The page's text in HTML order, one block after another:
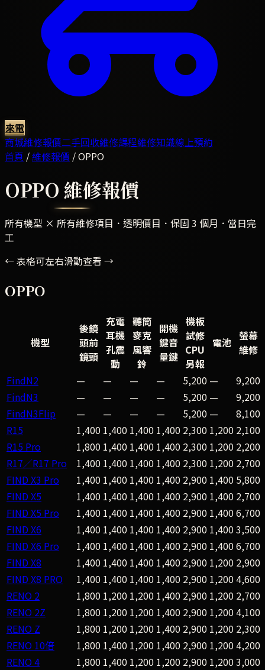
來電
商城維修報價二手回收維修課程維修知識線上預約
首頁 /維修報價 /OPPO
OPPO維修報價
所有機型 × 所有維修項目．透明價目．保固 3 個月．當日完
工
← 表格可左右滑動查看 →
OPPO
機型
後鏡
頭前
鏡頭
充電
耳機
孔震
動
聽筒
麥克
風響
鈴
開機
鍵音
量鍵
機板
試修
CPU
另報
電池 螢幕
維修
FindN2 — — — — 5,200 —
9,200
FindN3
— — — — 5,200 —
9,200
FindN3Flip
— — — — 5,200 —
8,100
R15
1,400 1,400 1,400 1,400 2,300 1,200 2,100
R15 Pro
1,800 1,400 1,400 1,400 2,300 1,200 2,200
R17／R17 Pro
1,400 1,400 1,400 1,400 2,300 1,200 2,700
FIND X3 Pro
1,400 1,400 1,400 1,400 2,900 1,400 5,800
FIND X5
1,400 1,400 1,400 1,400 2,900 1,400 2,700
FIND X5 Pro
1,400 1,400 1,400 1,400 2,900 1,4006,700
FIND X6
1,400 1,400 1,400 1,400 2,900 1,4003,500
FIND X6 Pro
1,400 1,400 1,400 1,400 2,900 1,4006,700
FIND X8
1,400 1,400 1,400 1,400 2,900 1,200 2,900
FIND X8 PRO
1,400 1,400 1,400 1,400 2,900 1,2004,600
RENO 2
1,800 1,200 1,200 1,400 2,900 1,200 2,700
RENO 2Z
1,800 1,200 1,200 1,400 2,900 1,2004,100
RENO Z
1,800 1,200 1,200 1,400 2,900 1,200 2,300
RENO 10倍
1,800 1,400 1,200 1,400 2,900 1,2004,200
RENO 4
1,800 1,400 1,200 1,200 2,900 1,2003,000